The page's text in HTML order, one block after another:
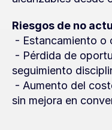
Riesgos de no
- Estancamiento o
seguimiento
sin mejora en